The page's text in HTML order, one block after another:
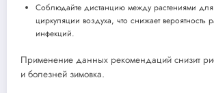
Соблюдайте дистанцию между растениями
циркуляции воздуха, что снижает вероятность
инфекций.
Применение данных рекомендаций снизит
и болезней зимовка.